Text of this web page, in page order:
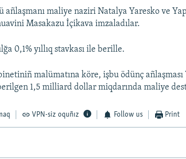
añlaşmanı maliye naziri Natalya Yaresko ve
Masakazu İçikava imzaladılar.
0,1% yıllıq stavkası ile berille.
malümatına köre, işbu ödünç añlaşması
1,5 milliard dollar miqdarında maliye
VPN-siz oquñız Follow us Print